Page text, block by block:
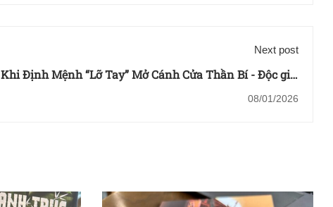
Next post
Khi Định Mệnh “Lỡ Tay” Mở Cánh Cửa Thần Bí - Độc giả,
biên kịch, nhà sản xuất phim: Trần Thanh Vân
08/01/2026